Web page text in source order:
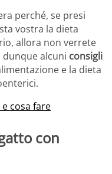
perché, se presi
vostra la dieta
allora non verrete
dunque alcuni consigli
e la dieta
cosa fare
con